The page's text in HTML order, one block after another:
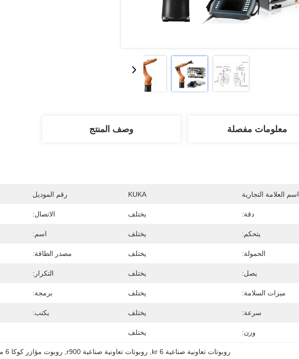
معلومات مفصلة وصف المنتج
اسم العلامة التجارية KUKA رقم الموديل
دقة: يختلف الاتصال:
يتحكم: يختلف اسم:
الحمولة: يختلف مصدر الطاقة:
يصل: يختلف التكرار:
ميزات السلامة: يختلف برمجة:
سرعة: يختلف يكتب:
وزن: يختلف
روبوتات تعاونية صناعية kr 6 روبوتات تعاونية صناعية r900 روبوت مؤازر كوكا 6 محاور